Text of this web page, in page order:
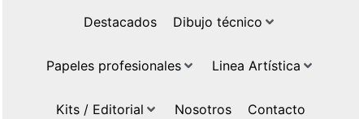
Destacados Dibujo técnico
Papeles profesionales Linea Artística
Kits / Editorial Nosotros Contacto